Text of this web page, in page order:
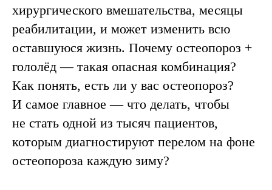
хирургического вмешательства, месяцы
реабилитации, и может изменить всю
оставшуюся жизнь. Почему остеопороз +
гололёд — такая опасная комбинация?
Как понять, есть ли у вас остеопороз?
И самое главное — что делать, чтобы
не стать одной из тысяч пациентов,
которым диагностируют перелом на фоне
остеопороза каждую зиму?